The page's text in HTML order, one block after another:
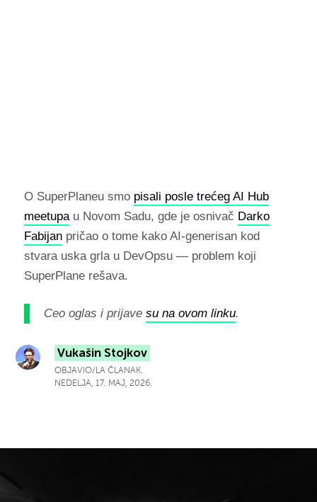
O SuperPlaneu smo pisali posle trećeg AI Hub
meetupau Novom Sadu, gde je osnivač Darko
Fabijanpričao o tome kako AI-generisan kod
stvara uska grla u DevOpsu — problem koji
SuperPlane rešava.
Ceo oglas i prijave su na ovom linku.
Vukašin Stojkov
OBJAVIO/LA ČLANAK.
NEDELJA, 17. MAJ, 2026.